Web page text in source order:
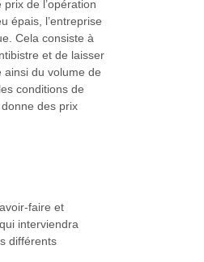
de l’opération
épais, l’entreprise
Cela consiste à
et de laisser
ainsi du volume de
conditions de
des prix
faire et
interviendra
différents